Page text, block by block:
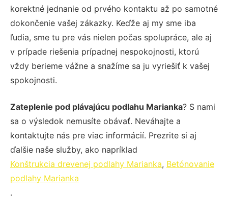
korektné jednanie od prvého kontaktu až po samotné
dokončenie vašej zákazky. Keďže aj my sme iba
ľudia, sme tu pre vás nielen počas spolupráce, ale aj
v prípade riešenia prípadnej nespokojnosti, ktorú
vždy berieme vážne a snažíme sa ju vyriešiť k vašej
spokojnosti.
Zateplenie pod plávajúcu podlahu Marianka? S nami
sa o výsledok nemusíte obávať. Neváhajte a
kontaktujte nás pre viac informácií. Prezrite si aj
ďalšie naše služby, ako napríklad
Konštrukcia drevenej podlahy Marianka, Betónovanie
podlahy Marianka
.